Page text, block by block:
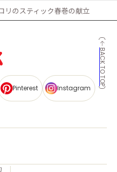
リのスティック春巻の献立
BACK TO TOP
Pinterest Instagram